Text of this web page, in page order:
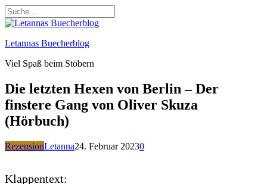
Letannas Buecherblog
Viel Spaß beim Stöbern
Die letzten Hexen von Berlin – Der
finstere Gang von Oliver Skuza
(Hörbuch)
RezensionLetanna24. Februar 20230
Klappentext: